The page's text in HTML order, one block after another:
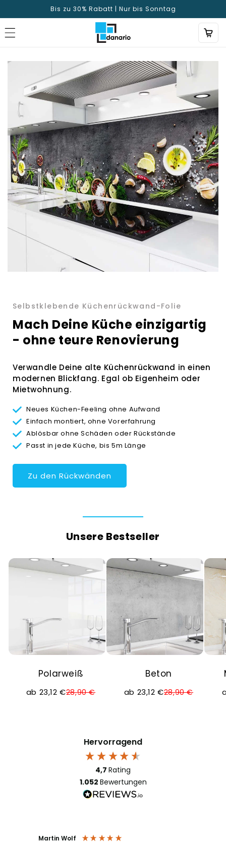
Inhalt
Bis zu 30% Rabatt | Nur bis Sonntag
Selbstklebende Küchenrückwand-Folie
Mach Deine Küche einzigartig
- ohne teure Renovierung
Verwandle Deine alte Küchenrückwand in einen
modernen Blickfang. Egal ob Eigenheim oder
Mietwohnung.
Neues Küchen-Feeling ohne Aufwand
Einfach montiert, ohne Vorerfahrung
Ablösbar ohne Schäden oder Rückstände
Passt in jede Küche, bis 5m Länge
Zu den Rückwänden
Unsere Bestseller
Polarweiß
ab 23,12 €28,90 €
Beton
ab 23,12 €28,90 €
Hervorragend
4,7 Rating
1.052 Bewertungen
Martin Wolf